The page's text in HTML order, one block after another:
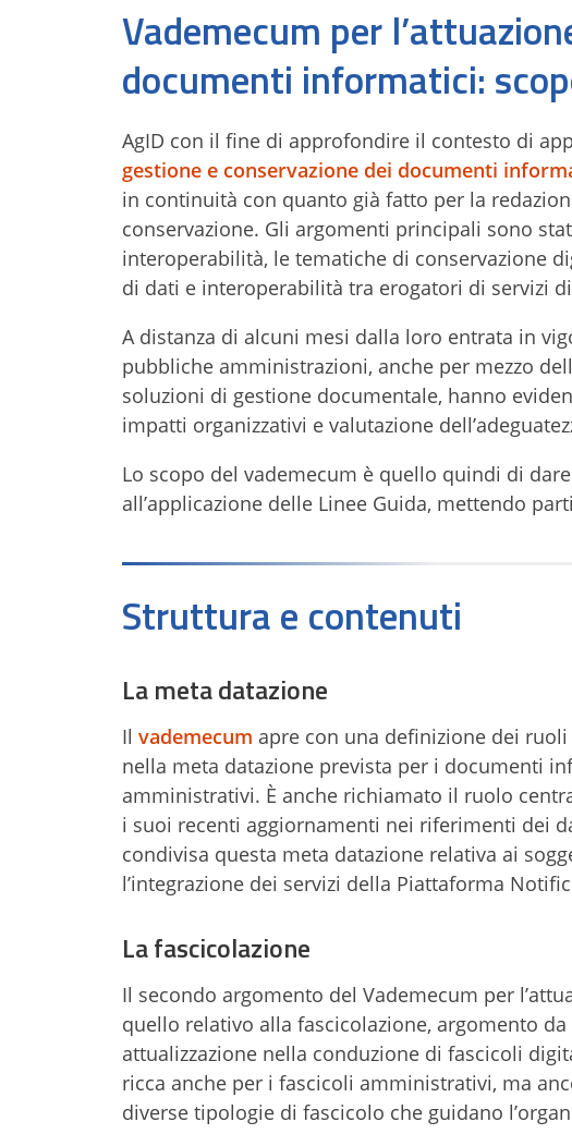
Vademecum per
documenti informatici:
AgID con il fine di approfondire il contesto di
gestione e conservazione dei documenti
in continuità con quanto già fatto per la
conservazione. Gli argomenti principali sono
interoperabilità, le tematiche di conservazione
di dati e interoperabilità tra erogatori di servizi
A distanza di alcuni mesi dalla loro entrata in
pubbliche amministrazioni, anche per mezzo
soluzioni di gestione documentale, hanno
impatti organizzativi e valutazione
Lo scopo del vademecum è quello quindi di
all’applicazione delle Linee Guida, mettendo
Struttura e contenuti
La meta datazione
Il vademecum apre con una definizione dei
nella meta datazione prevista per i documenti
amministrativi. È anche richiamato il ruolo
i suoi recenti aggiornamenti nei riferimenti dei
condivisa questa meta datazione relativa ai
l’integrazione dei servizi della Piattaforma
La fascicolazione
Il secondo argomento del Vademecum per
quello relativo alla fascicolazione, argomento
attualizzazione nella conduzione di fascicoli
ricca anche per i fascicoli amministrativi, ma
diverse tipologie di fascicolo che guidano